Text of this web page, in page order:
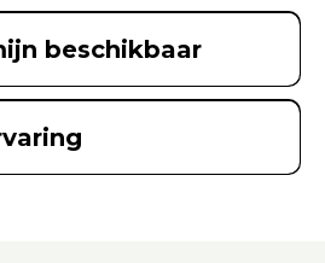
beschikbaar